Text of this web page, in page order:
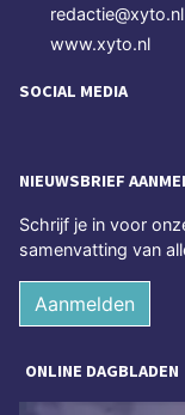
redactie@xyto.nl
www.xyto.nl
SOCIAL MEDIA
NIEUWSBRIEF
Schrijf je in voor
samenvatting van
Aanmelden
ONLINE DAGBLADEN